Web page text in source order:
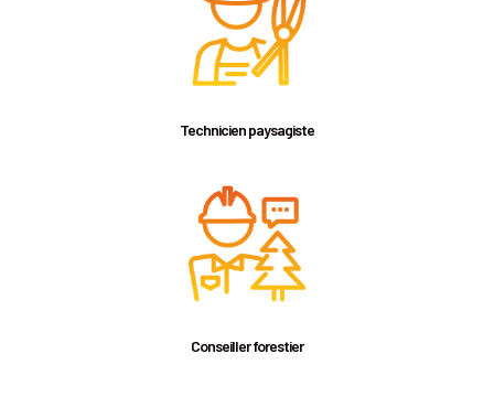
Technicien paysagiste
Conseiller forestier